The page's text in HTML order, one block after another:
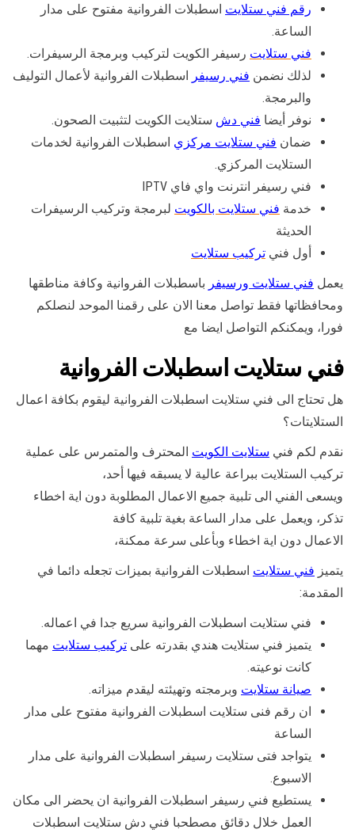
رقم فني ستلايت اسطبلات الفروانية مفتوح على مدار
الساعة.
فني ستلايت رسيفر الكويت لتركيب وبرمجة الرسيفرات.
لذلك نضمن فني رسيفر اسطبلات الفروانية لأعمال التوليف
والبرمجة.
نوفر أيضا فني دش ستلايت الكويت لتثبيت الصحون.
ضمان فني ستلايت مركزي اسطبلات الفروانية لخدمات
الستلايت المركزي.
فني رسيفر انترنت واي فاي IPTV
خدمة فني ستلايت بالكويت لبرمجة وتركيب الرسيفرات
الحديثة
أول فني تركيب ستلايت
يعمل فني ستلايت ورسيفر باسطبلات الفروانية وكافة مناطقها
ومحافظاتها فقط تواصل معنا الان على رقمنا الموحد لنصلكم
فورا، ويمكنكم التواصل ايضا مع
فني ستلايت اسطبلات الفروانية
هل تحتاج الى فني ستلايت اسطبلات الفروانية ليقوم بكافة اعمال
الستلايتات؟
نقدم لكم فني ستلايت الكويت المحترف والمتمرس على عملية
تركيب الستلايت ببراعة عالية لا يسبقه فيها أحد،
ويسعى الفني الى تلبية جميع الاعمال المطلوبة دون اية اخطاء
تذكر، ويعمل على مدار الساعة بغية تلبية كافة
الاعمال دون اية اخطاء وبأعلى سرعة ممكنة،
يتميز فني ستلايت اسطبلات الفروانية بميزات تجعله دائما في
المقدمة:
فني ستلايت اسطبلات الفروانية سريع جدا في اعماله.
يتميز فني ستلايت هندي بقدرته على تركيب ستلايت مهما
كانت نوعيته.
صيانة ستلايت وبرمجته وتهيئته ليقدم ميزاته.
ان رقم فنى ستلايت اسطبلات الفروانية مفتوح على مدار
الساعة
يتواجد فتى ستلايت رسيفر اسطبلات الفروانية على مدار
الاسبوع.
يستطيع فني رسيفر اسطبلات الفروانية ان يحضر الى مكان
العمل خلال دقائق مصطحبا فني دش ستلايت اسطبلات